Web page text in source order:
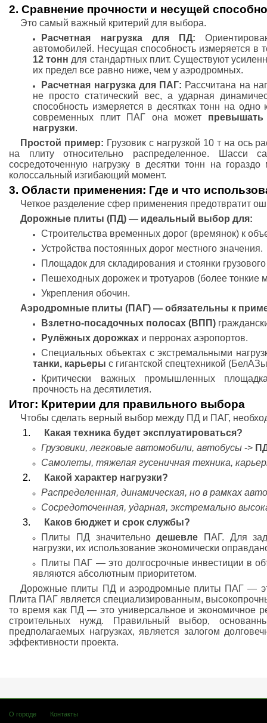
2. Сравнение прочности и несущей
Это самый важный критерий для выбора.
Расчетная нагрузка для ПД:
автомобилей. Несущая способность измеряется в
12 тонн для стандартных плит. Существуют
их предел все равно ниже, чем у аэродромных.
Расчетная нагрузка для ПАГ: Рассчитана на
не просто статический вес, а ударная
способность измеряется в десятках тонн на
современных плит ПАГ она может
нагрузки.
Простой пример: Грузовик с нагрузкой 10 т на ось
на плиту относительно распределенное. Шасси
сосредоточенную нагрузку в десятки тонн на
колоссальный изгибающий момент.
3. Области применения: Где и что
Четкое разделение сфер применения предотвратит
Дорожные плиты (ПД) — идеальный выбор для:
Строительства временных дорог (времянок) к
Устройства постоянных дорог местного значения.
Площадок для складирования и стоянки
Пешеходных дорожек и тротуаров (более тонкие
Укрепления обочин.
Аэродромные плиты (ПАГ) — обязательны к
Взлетно-посадочных полосах (ВПП)
Рулёжных дорожках и перронах аэропортов.
Специальных объектах с экстремальными
танки, карьеры с гигантской спецтехникой
Критически важных промышленных
прочность на десятилетия.
Итог: Критерии для правильного выбора
Чтобы сделать верный выбор между ПД и ПАГ,
Какая техника будет эксплуатироваться?
Грузовики, легковые автомобили, автобусы ->
Самолеты, тяжелая гусеничная техника,
Какой характер нагрузки?
Распределенная, динамическая, но в рамках
Сосредоточенная, ударная, экстремально
Каков бюджет и срок службы?
Плиты ПД значительнодешевле ПАГ. Для
нагрузки, их использование экономически
Плиты ПАГ — это долгосрочные инвестиции в
являются абсолютным приоритетом.
Дорожные плиты ПД и аэродромные плиты ПАГ —
Плита ПАГ является специализированным,
то время как ПД — это универсальное и экономичное
строительных нужд. Правильный выбор,
предполагаемых нагрузках, является залогом
эффективности проекта.
О городе
Контакты